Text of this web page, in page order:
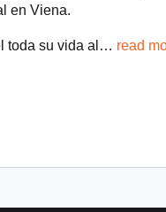
en Viena.
toda su vida al … read